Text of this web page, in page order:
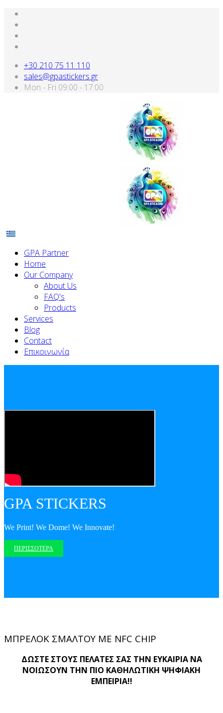
+30 210 75 11 110
sales@gpastickers.gr
Mon - Fri 09:00 - 17:00
GPA Partner
Home
Our Company
About Us
FAQ's
Products
Services
Blog
Contact
Επικοινωνία
GPA STICKERS
We Print! We Dome! We Innovate!
ΠΕΡΙΣΣΟΤΕΡΑ
MΠΡΕΛΟΚ ΣΜΑΛΤΟΥ ΜΕ NFC CHIP
ΔΩΣΤΕ ΣΤΟΥΣ ΠΕΛΑΤΕΣ ΣΑΣ ΤΗΝ ΕΥΚΑΙΡΙΑ ΝΑ
ΝΟΙΩΣΟΥΝ ΤΗΝ ΠΙΟ ΚΑΘΗΛΩΤΙΚΗ ΨΗΦΙΑΚΗ
ΕΜΠΕΙΡΙΑ!!